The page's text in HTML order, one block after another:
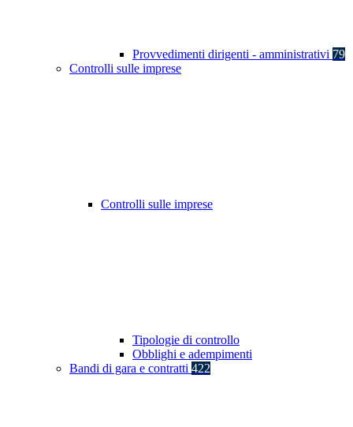
Provvedimenti dirigenti - amministrativi 79
Controlli sulle imprese
Controlli sulle imprese
Tipologie di controllo
Obblighi e adempimenti
Bandi di gara e contratti 422